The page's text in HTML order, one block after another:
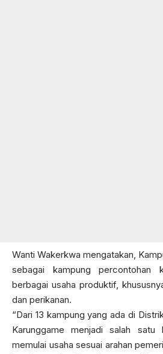
Wanti Wakerkwa mengatakan,
sebagai kampung percontohan
berbagai usaha produktif,
dan perikanan.
“Dari 13 kampung yang ada di
Karunggame menjadi salah satu
memulai usaha sesuai arahan